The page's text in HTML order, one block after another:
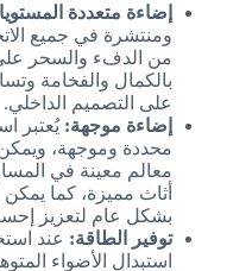
إضاءة متعددة
ومنتشرة في جميع
من الدفء والسحر
بالكمال والفخامة
على التصميم الداخلي.
إضاءة موجهة:يُعتبر
محددة وموجهة، ويمكن
معالم معينة في
أثاث مميزة، كما
بشكل عام لتعزيز
توفير الطاقة: عند